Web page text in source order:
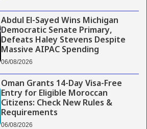
Abdul El-Sayed Wins Michigan
Democratic Senate Primary,
Defeats Haley Stevens Despite
Massive AIPAC Spending
06/08/2026
Oman Grants 14-Day Visa-Free
Entry for Eligible Moroccan
Citizens: Check New Rules &
Requirements
06/08/2026